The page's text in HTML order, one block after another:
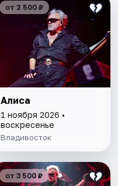
от 2 500 ₽
Алиса
1 ноября 2026 •
воскресенье
Владивосток
от 3 500 ₽